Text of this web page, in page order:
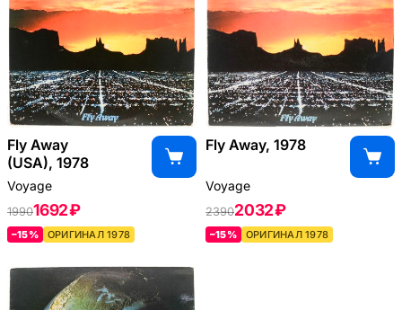
Fly Away
(USA), 1978
Voyage
19901692 ₽
–15% ОРИГИНАЛ 1978
Fly Away, 1978
Voyage
23902032 ₽
–15% ОРИГИНАЛ 1978